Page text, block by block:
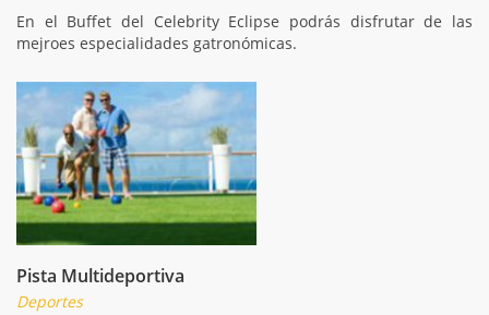
En el Buffet del Celebrity Eclipse podrás disfrutar de las
mejroes especialidades gatronómicas.
Pista Multideportiva
Deportes